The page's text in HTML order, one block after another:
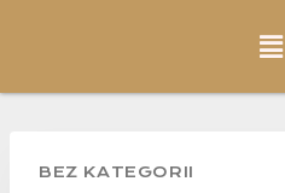
BEZ KATEGORII